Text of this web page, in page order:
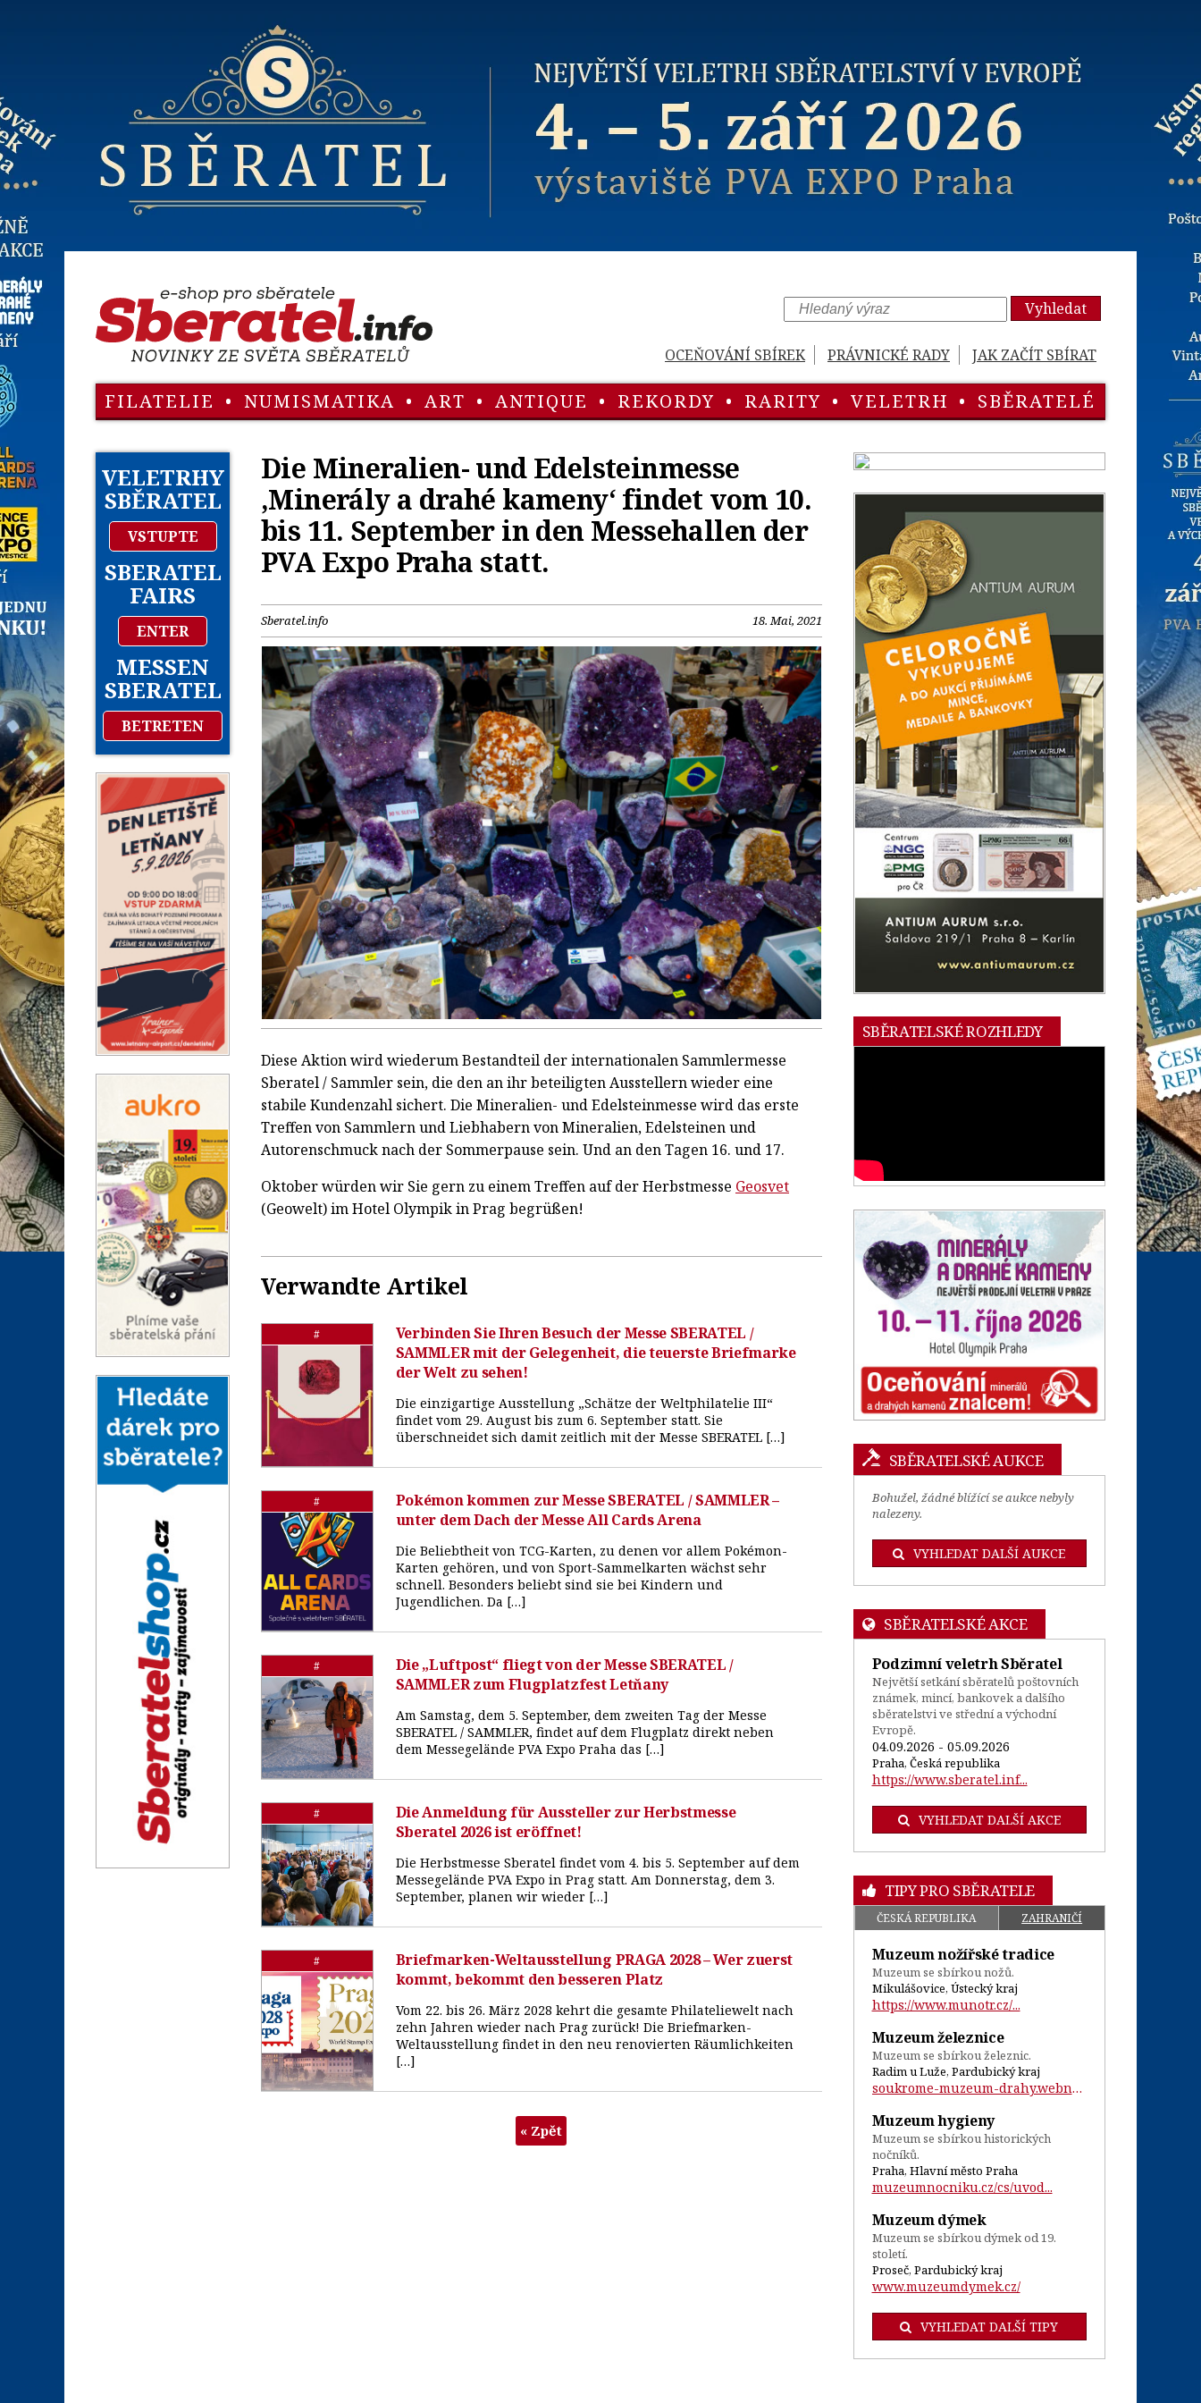
Vyhledat
OCEŇOVÁNÍ SBÍREK PRÁVNICKÉ RADY JAK ZAČÍT SBÍRAT
FILATELIE • NUMISMATIKA • ART • ANTIQUE • REKORDY • RARITY • VELETRH • SBĚRATELÉ
VELETRHY
SBĚRATEL
VSTUPTE
SBERATEL
FAIRS
ENTER
MESSEN
SBERATEL
BETRETEN
Die Mineralien- und Edelsteinmesse
‚Minerály a drahé kameny‘ findet vom 10.
bis 11. September in den Messehallen der
PVA Expo Praha statt.
Sberatel.info 18. Mai, 2021
Diese Aktion wird wiederum Bestandteil der internationalen Sammlermesse
Sberatel / Sammler sein, die den an ihr beteiligten Ausstellern wieder eine
stabile Kundenzahl sichert. Die Mineralien- und Edelsteinmesse wird das erste
Treffen von Sammlern und Liebhabern von Mineralien, Edelsteinen und
Autorenschmuck nach der Sommerpause sein. Und an den Tagen 16. und 17.
Oktober würden wir Sie gern zu einem Treffen auf der Herbstmesse Geosvet
(Geowelt) im Hotel Olympik in Prag begrüßen!
Verwandte Artikel
#
Verbinden Sie Ihren Besuch der Messe SBERATEL /
SAMMLER mit der Gelegenheit, die teuerste Briefmarke
der Welt zu sehen!
Die einzigartige Ausstellung „Schätze der Weltphilatelie III“
findet vom 29. August bis zum 6. September statt. Sie
überschneidet sich damit zeitlich mit der Messe SBERATEL […]
#
Pokémon kommen zur Messe SBERATEL / SAMMLER –
unter dem Dach der Messe All Cards Arena
Die Beliebtheit von TCG-Karten, zu denen vor allem Pokémon-
Karten gehören, und von Sport-Sammelkarten wächst sehr
schnell. Besonders beliebt sind sie bei Kindern und
Jugendlichen. Da […]
#
Die „Luftpost“ fliegt von der Messe SBERATEL /
SAMMLER zum Flugplatzfest Letňany
Am Samstag, dem 5. September, dem zweiten Tag der Messe
SBERATEL / SAMMLER, findet auf dem Flugplatz direkt neben
dem Messegelände PVA Expo Praha das […]
#
Die Anmeldung für Aussteller zur Herbstmesse
Sberatel 2026 ist eröffnet!
Die Herbstmesse Sberatel findet vom 4. bis 5. September auf dem
Messegelände PVA Expo in Prag statt. Am Donnerstag, dem 3.
September, planen wir wieder […]
#
Briefmarken-Weltausstellung PRAGA 2028 – Wer zuerst
kommt, bekommt den besseren Platz
Vom 22. bis 26. März 2028 kehrt die gesamte Philateliewelt nach
zehn Jahren wieder nach Prag zurück! Die Briefmarken-
Weltausstellung findet in den neu renovierten Räumlichkeiten
[…]
« Zpět
SBĚRATELSKÉ ROZHLEDY
SBĚRATELSKÉ AUKCE
Bohužel, žádné blížící se aukce nebyly
nalezeny.
VYHLEDAT DALŠÍ AUKCE
SBĚRATELSKÉ AKCE
Podzimní veletrh Sběratel
Největší setkání sběratelů poštovních
známek, mincí, bankovek a dalšího
sběratelstvi ve střední a východní
Evropě.
04.09.2026 - 05.09.2026
Praha, Česká republika
https://www.sberatel.inf...
VYHLEDAT DALŠÍ AKCE
TIPY PRO SBĚRATELE
ČESKÁ REPUBLIKA ZAHRANIČÍ
Muzeum nožířské tradice
Muzeum se sbírkou nožů.
Mikulášovice, Ústecký kraj
https://www.munotr.cz/...
Muzeum železnice
Muzeum se sbírkou železnic.
Radim u Luže, Pardubický kraj
soukrome-muzeum-drahy.webnode.cz/...
Muzeum hygieny
Muzeum se sbírkou historických
nočníků.
Praha, Hlavní město Praha
muzeumnocniku.cz/cs/uvod...
Muzeum dýmek
Muzeum se sbírkou dýmek od 19.
století.
Proseč, Pardubický kraj
www.muzeumdymek.cz/
VYHLEDAT DALŠÍ TIPY